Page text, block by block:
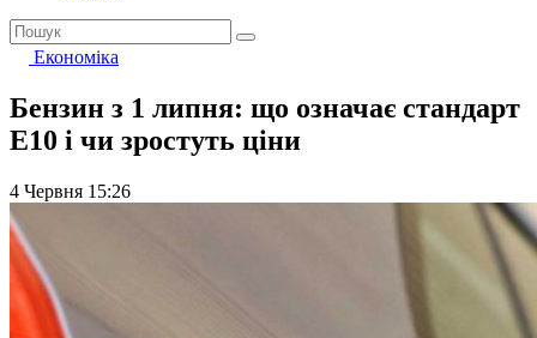
Економіка
Бензин з 1 липня: що означає стандарт
Е10 і чи зростуть ціни
4 Червня 15:26